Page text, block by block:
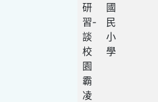
研
習-
談
校
園
霸
凌
國
民
小
學